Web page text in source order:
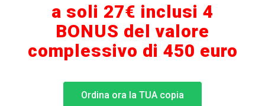
a soli 27€ inclusi 4
BONUS del valore
complessivo di 450 euro
Ordina ora la TUA copia